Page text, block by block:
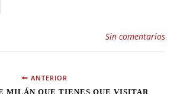
Sin comentarios
ANTERIOR
MILÁN QUE TIENES QUE VISITAR